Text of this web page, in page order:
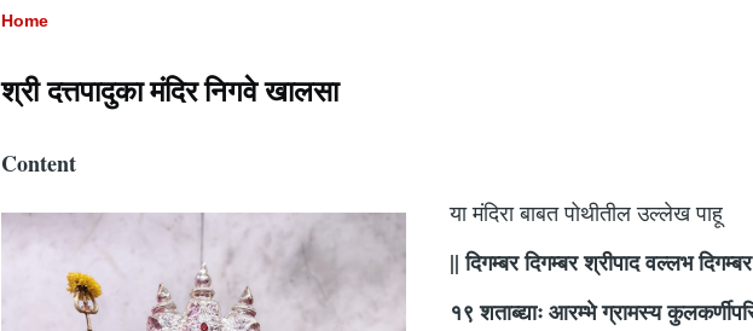
Breadcrumb
Home
श्री दत्तपादुका मंदिर निगवे खालसा
Content
या मंदिरा बाबत पोथीतील उल्लेख पाहू
|| दिगम्बर दिगम्बर श्रीपाद वल्लभ
१९ शताब्द्याः आरम्भे ग्रामस्य